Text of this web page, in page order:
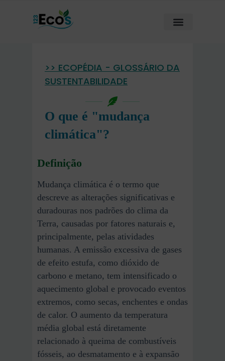
>> ECOPÉDIA - GLOSSÁRIO DA
SUSTENTABILIDADE
O que é "mudança
climática"?
Definição
Mudança climática é o termo que
descreve as alterações significativas e
duradouras nos padrões do clima da
Terra, causadas por fatores naturais e,
principalmente, pelas atividades
humanas. A emissão excessiva de gases
de efeito estufa, como dióxido de
carbono e metano, tem intensificado o
aquecimento global e provocado eventos
extremos, como secas, enchentes e ondas
de calor. O aumento da temperatura
média global está diretamente
relacionado à queima de combustíveis
fósseis, ao desmatamento e à expansão